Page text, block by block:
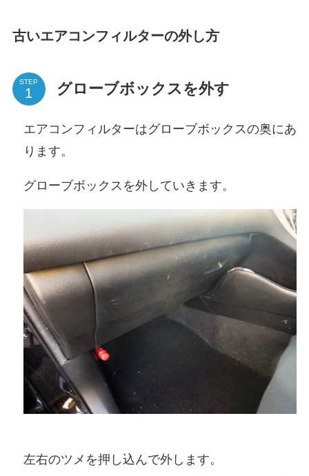
古いエアコンフィルターの外し方
STEP グローブボックスを外す
エアコンフィルターはグローブボックスの奥にあ
ります。
グローブボックスを外していきます。
左右のツメを押し込んで外します。